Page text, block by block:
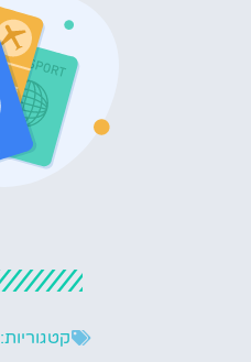
קטגוריות: